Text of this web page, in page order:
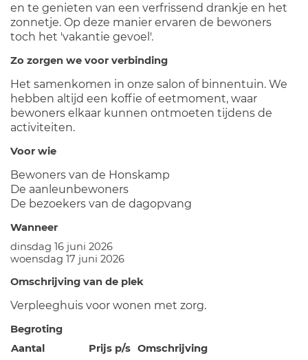
en te genieten van een verfrissend drankje en het
zonnetje. Op deze manier ervaren de bewoners
toch het 'vakantie gevoel'.
Zo zorgen we voor verbinding
Het samenkomen in onze salon of binnentuin. We
hebben altijd een koffie of eetmoment, waar
bewoners elkaar kunnen ontmoeten tijdens de
activiteiten.
Voor wie
Bewoners van de Honskamp
De aanleunbewoners
De bezoekers van de dagopvang
Wanneer
dinsdag 16 juni 2026
woensdag 17 juni 2026
Omschrijving van de plek
Verpleeghuis voor wonen met zorg.
Begroting
Aantal
Prijs p/s Omschrijving